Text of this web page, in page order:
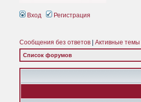
Вход Регистрация
Сообщения без ответов Активные темы
Список форумов